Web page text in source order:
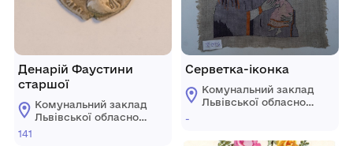
Денарій Фаустини
старшої
Комунальний заклад
Львівської обласної
141
Серветка-іконка
Комунальний заклад
Львівської обласної
-